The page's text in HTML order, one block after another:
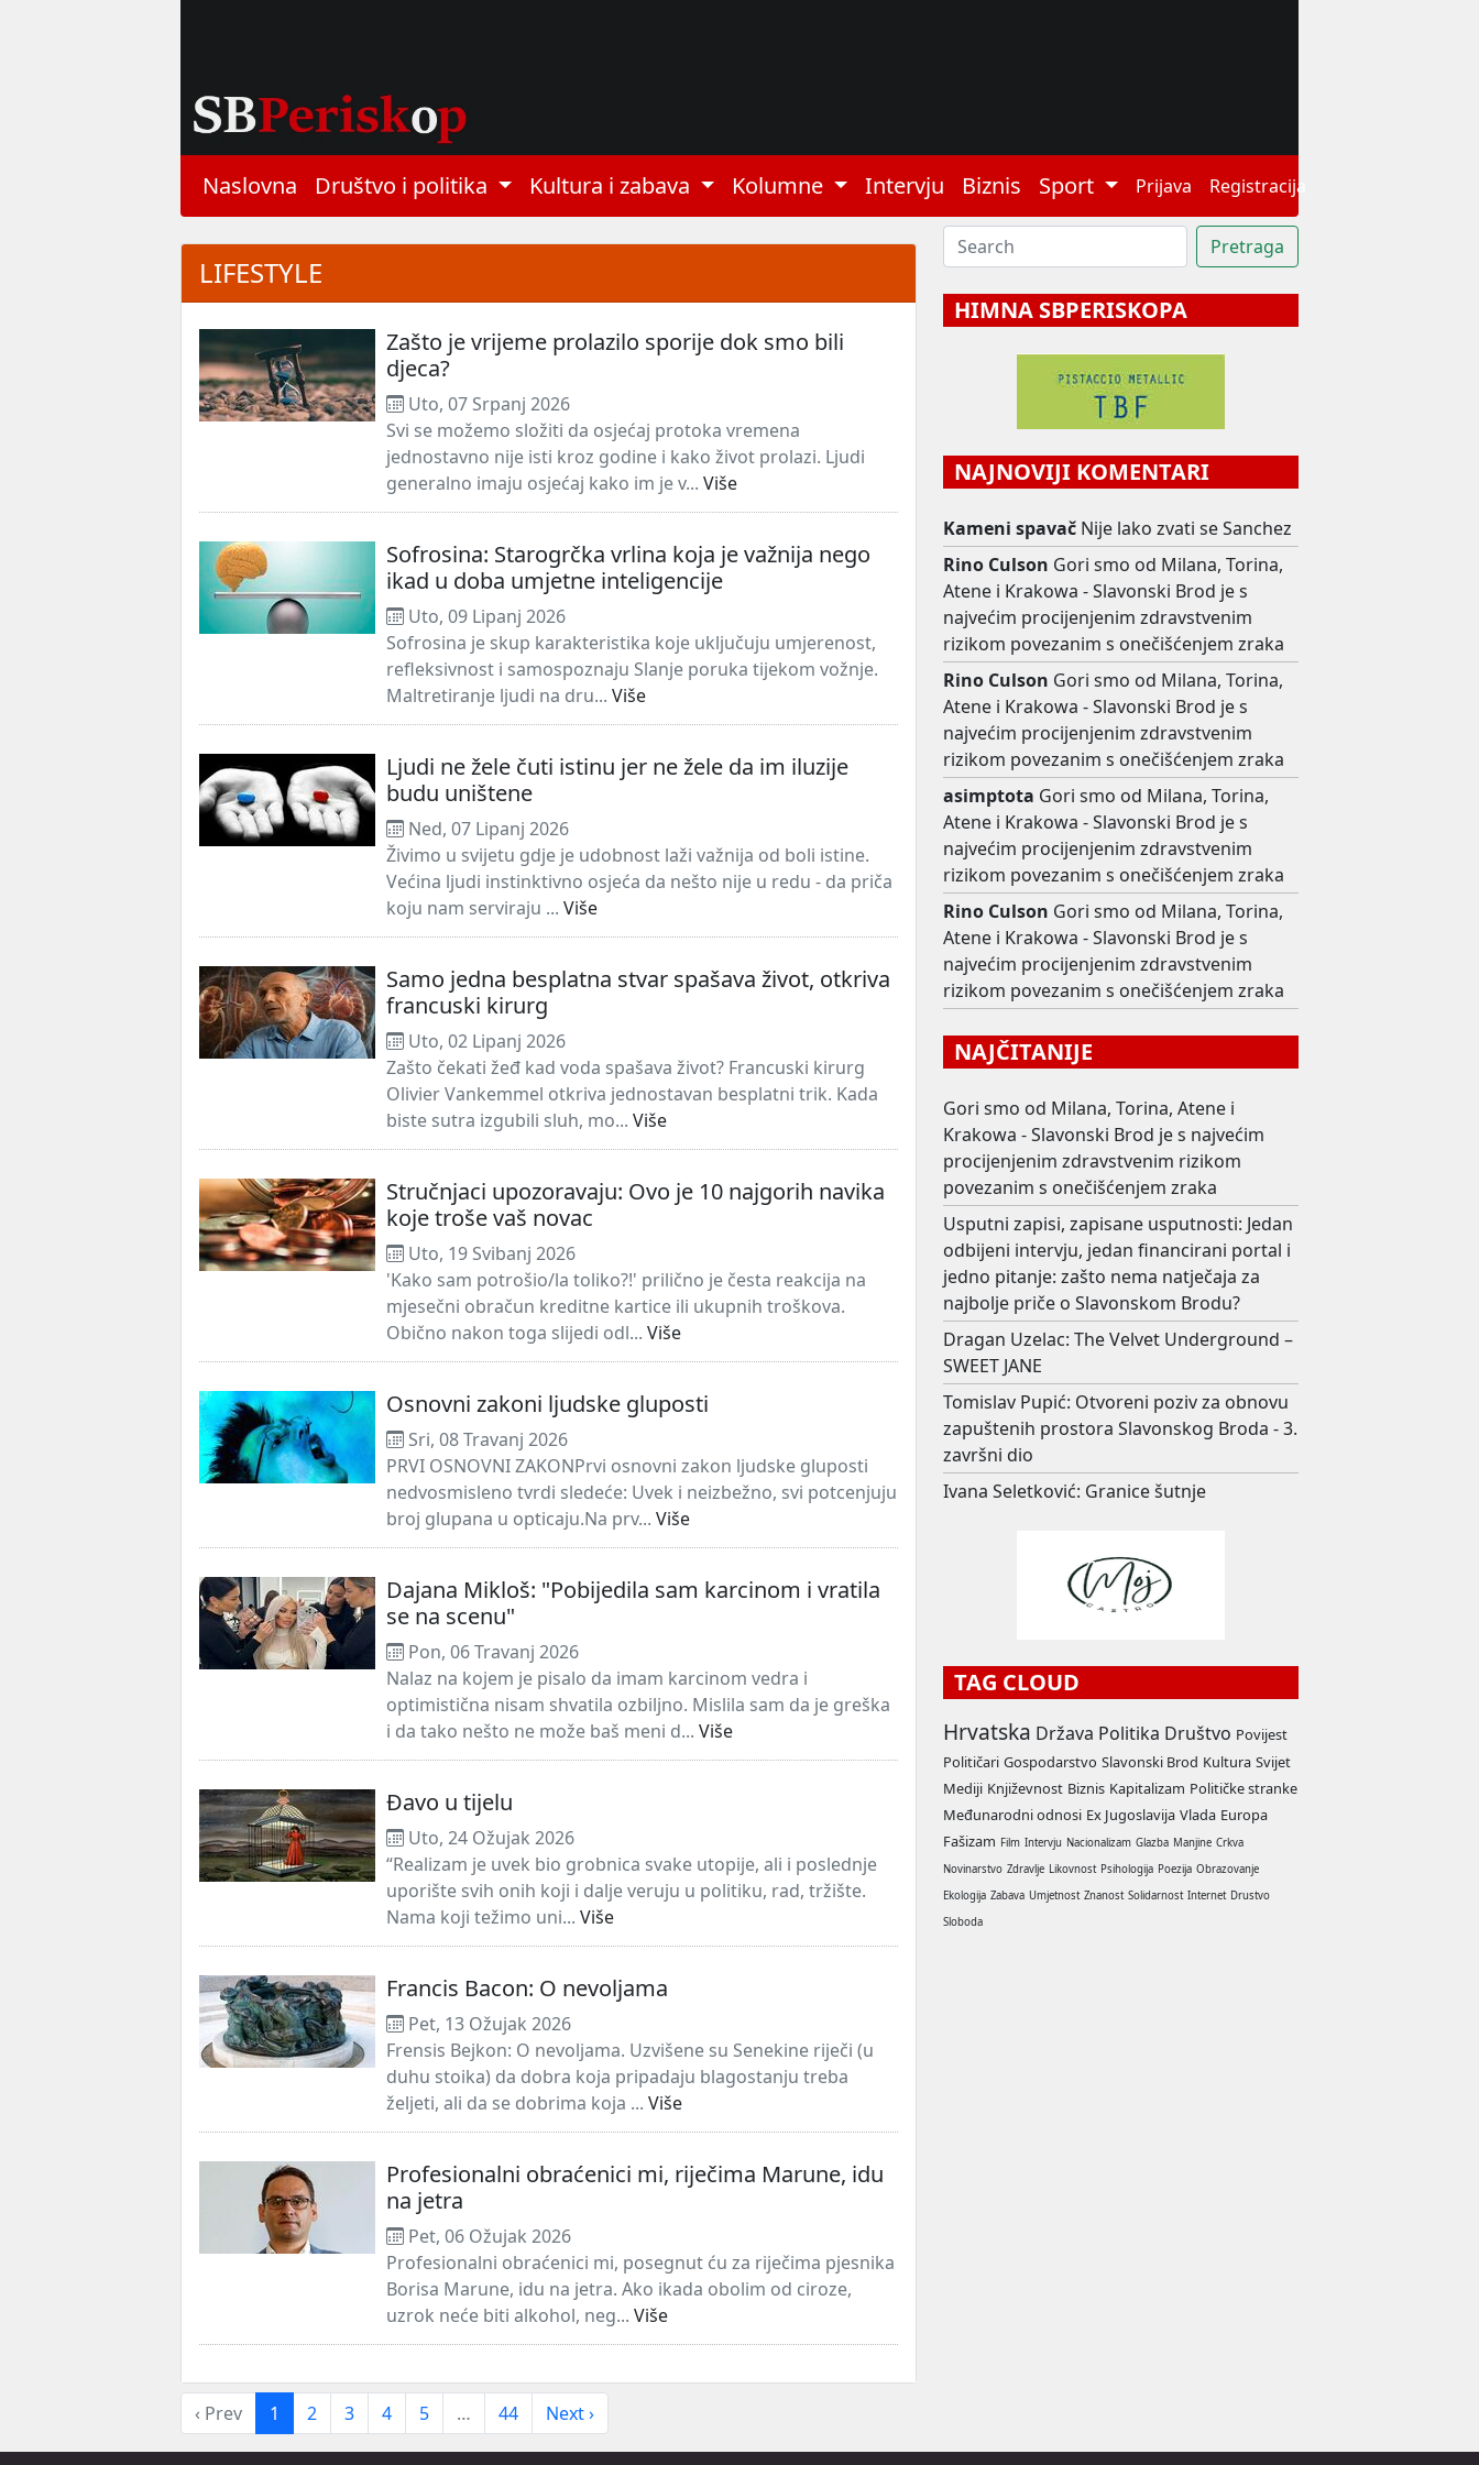
Naslovna Društvo i politika Kultura i zabava Kolumne Intervju Biznis Sport Prijava Registracija
LIFESTYLE
Zašto je vrijeme prolazilo sporije dok smo bili
djeca?
Uto, 07 Srpanj 2026
Svi se možemo složiti da osjećaj protoka vremena
jednostavno nije isti kroz godine i kako život prolazi. Ljudi
generalno imaju osjećaj kako im je v... Više
Sofrosina: Starogrčka vrlina koja je važnija nego
ikad u doba umjetne inteligencije
Uto, 09 Lipanj 2026
Sofrosina je skup karakteristika koje uključuju umjerenost,
refleksivnost i samospoznaju Slanje poruka tijekom vožnje.
Maltretiranje ljudi na dru... Više
Ljudi ne žele čuti istinu jer ne žele da im iluzije
budu uništene
Ned, 07 Lipanj 2026
Živimo u svijetu gdje je udobnost laži važnija od boli istine.
Većina ljudi instinktivno osjeća da nešto nije u redu - da priča
koju nam serviraju ... Više
Samo jedna besplatna stvar spašava život, otkriva
francuski kirurg
Uto, 02 Lipanj 2026
Zašto čekati žeđ kad voda spašava život? Francuski kirurg
Olivier Vankemmel otkriva jednostavan besplatni trik. Kada
biste sutra izgubili sluh, mo... Više
Stručnjaci upozoravaju: Ovo je 10 najgorih navika
koje troše vaš novac
Uto, 19 Svibanj 2026
'Kako sam potrošio/la toliko?!' prilično je česta reakcija na
mjesečni obračun kreditne kartice ili ukupnih troškova.
Obično nakon toga slijedi odl... Više
Osnovni zakoni ljudske gluposti
Sri, 08 Travanj 2026
PRVI OSNOVNI ZAKONPrvi osnovni zakon ljudske gluposti
nedvosmisleno tvrdi sledeće: Uvek i neizbežno, svi potcenjuju
broj glupana u opticaju.Na prv... Više
Dajana Mikloš: "Pobijedila sam karcinom i vratila
se na scenu"
Pon, 06 Travanj 2026
Nalaz na kojem je pisalo da imam karcinom vedra i
optimistična nisam shvatila ozbiljno. Mislila sam da je greška
i da tako nešto ne može baš meni d... Više
Đavo u tijelu
Uto, 24 Ožujak 2026
“Realizam je uvek bio grobnica svake utopije, ali i poslednje
uporište svih onih koji i dalje veruju u politiku, rad, tržište.
Nama koji težimo uni... Više
Francis Bacon: O nevoljama
Pet, 13 Ožujak 2026
Frensis Bejkon: O nevoljama. Uzvišene su Senekine riječi (u
duhu stoika) da dobra koja pripadaju blagostanju treba
željeti, ali da se dobrima koja ... Više
Profesionalni obraćenici mi, riječima Marune, idu
na jetra
Pet, 06 Ožujak 2026
Profesionalni obraćenici mi, posegnut ću za riječima pjesnika
Borisa Marune, idu na jetra. Ako ikada obolim od ciroze,
uzrok neće biti alkohol, neg... Više
‹ Prev 1 2 3 4 5 … 44 Next ›
HIMNA SBPERISKOPA
NAJNOVIJI KOMENTARI
Kameni spavač Nije lako zvati se Sanchez
Rino Culson Gori smo od Milana, Torina,
Atene i Krakowa - Slavonski Brod je s
najvećim procijenjenim zdravstvenim
rizikom povezanim s onečišćenjem zraka
Rino Culson Gori smo od Milana, Torina,
Atene i Krakowa - Slavonski Brod je s
najvećim procijenjenim zdravstvenim
rizikom povezanim s onečišćenjem zraka
asimptota Gori smo od Milana, Torina,
Atene i Krakowa - Slavonski Brod je s
najvećim procijenjenim zdravstvenim
rizikom povezanim s onečišćenjem zraka
Rino Culson Gori smo od Milana, Torina,
Atene i Krakowa - Slavonski Brod je s
najvećim procijenjenim zdravstvenim
rizikom povezanim s onečišćenjem zraka
NAJČITANIJE
Gori smo od Milana, Torina, Atene i
Krakowa - Slavonski Brod je s najvećim
procijenjenim zdravstvenim rizikom
povezanim s onečišćenjem zraka
Usputni zapisi, zapisane usputnosti: Jedan
odbijeni intervju, jedan financirani portal i
jedno pitanje: zašto nema natječaja za
najbolje priče o Slavonskom Brodu?
Dragan Uzelac: The Velvet Underground –
SWEET JANE
Tomislav Pupić: Otvoreni poziv za obnovu
zapuštenih prostora Slavonskog Broda - 3.
završni dio
Ivana Seletković: Granice šutnje
TAG CLOUD
Hrvatska Država Politika Društvo Povijest
Političari Gospodarstvo Slavonski Brod Kultura Svijet
Mediji Književnost Biznis Kapitalizam Političke stranke
Međunarodni odnosi Ex Jugoslavija Vlada Europa
Fašizam Film Intervju Nacionalizam Glazba Manjine Crkva
Novinarstvo Zdravlje Likovnost Psihologija Poezija Obrazovanje
Ekologija Zabava Umjetnost Znanost Solidarnost Internet Drustvo
Sloboda